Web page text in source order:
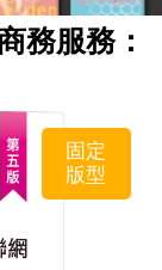
務服務：
固定
版型